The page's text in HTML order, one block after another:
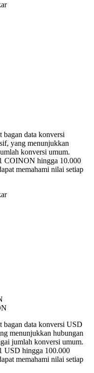
bagan data konversi
yang menunjukkan
konversi umum.
COINON hingga 10.000
memahami nilai setiap
bagan data konversi USD
menunjukkan hubungan
jumlah konversi umum.
USD hingga 100.000
memahami nilai setiap